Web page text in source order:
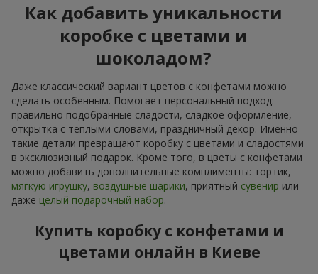
Как добавить уникальности
коробке с цветами и
шоколадом?
Даже классический вариант цветов с конфетами можно
сделать особенным. Помогает персональный подход:
правильно подобранные сладости, сладкое оформление,
открытка с тёплыми словами, праздничный декор. Именно
такие детали превращают коробку с цветами и сладостями
в эксклюзивный подарок. Кроме того, в цветы с конфетами
можно добавить дополнительные комплименты: тортик,
мягкую игрушку, воздушные шарики, приятный сувенир или
даже целый подарочный набор.
Купить коробку с конфетами и
цветами онлайн в Киеве